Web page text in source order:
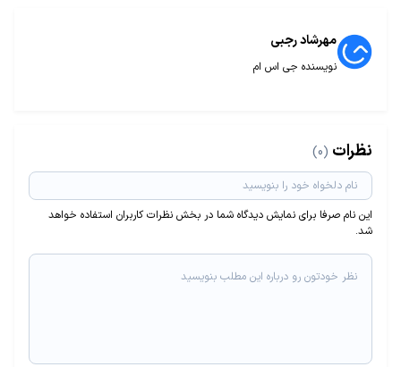
مهرشاد رجبی
نویسنده جی اس ام
نظرات (0)
این نام صرفا برای نمایش دیدگاه شما در بخش نظرات کاربران استفاده خواهد
شد.